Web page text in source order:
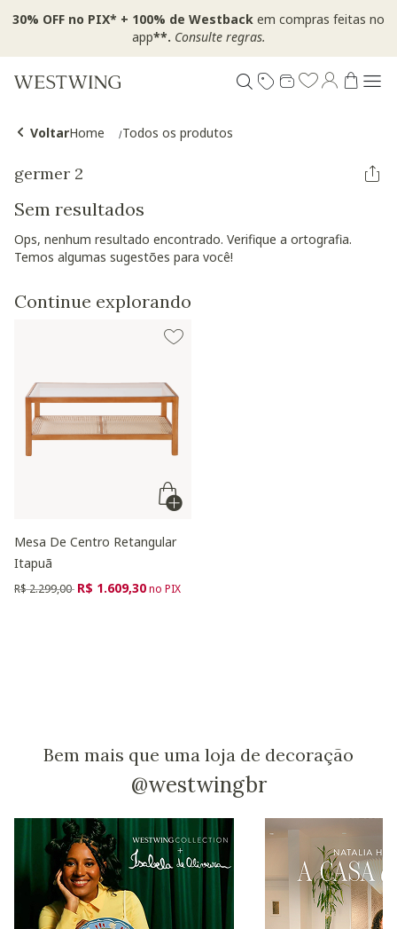
30% OFF no PIX* + 100% de Westback em compras feitas no
app**. Consulte regras.
VoltarHome Todos os produtos
germer 2
Sem resultados
Ops, nenhum resultado encontrado. Verifique a ortografia.
Temos algumas sugestões para você!
Continue explorando
Mesa De Centro Retangular
Itapuã
Preço reduzido de
R$ 2.299,00 para
R$ 1.609,30no PIX
Bem mais que uma loja de decoração
@westwingbr